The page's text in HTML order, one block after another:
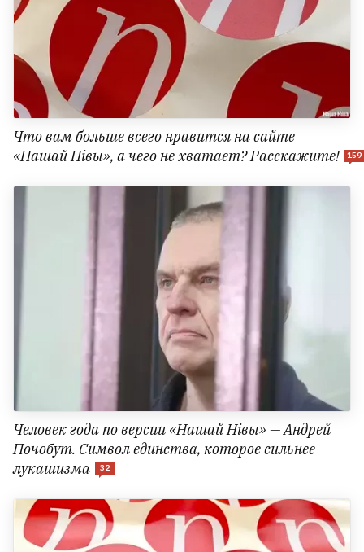
Что вам больше всего нравится на сайте
«Нашай Нівы», а чего не хватает? Расскажите!
159
Человек года по версии «Нашай Нівы» — Андрей
Почобут. Символ единства, которое сильнее
лукашизма
32